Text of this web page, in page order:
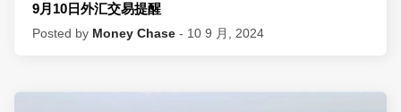
9月10日外汇交易提醒
Posted by Money Chase - 10 9 月, 2024